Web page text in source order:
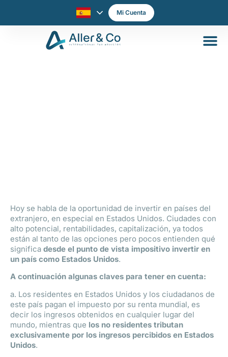
Mi Cuenta
Hoy se habla de la oportunidad de invertir en países del
extranjero, en especial en Estados Unidos. Ciudades con
alto potencial, rentabilidades, capitalización, ya todos
están al tanto de las opciones pero pocos entienden qué
significa desde el punto de vista impositivo invertir en
un país como Estados Unidos.
A continuación algunas claves para tener en cuenta:
a. Los residentes en Estados Unidos y los ciudadanos de
este país pagan el impuesto por su renta mundial, es
decir los ingresos obtenidos en cualquier lugar del
mundo, mientras que los no residentes tributan
exclusivamente por los ingresos percibidos en Estados
Unidos.